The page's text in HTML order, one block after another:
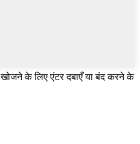
खोजने के लिए एंटर दबाएँ या बंद करने के